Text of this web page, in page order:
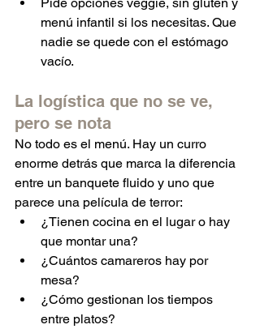
menú infantil si los necesitas. Que
nadie se quede con el estómago
vacío.
La logística que no se ve,
pero se nota
No todo es el menú. Hay un curro
enorme detrás que marca la diferencia
entre un banquete fluido y uno que
parece una película de terror:
¿Tienen cocina en el lugar o hay
que montar una?
¿Cuántos camareros hay por
mesa?
¿Cómo gestionan los tiempos
entre platos?